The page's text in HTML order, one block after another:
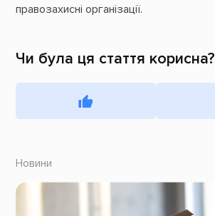
правозахисні організації.
Чи була ця стаття корисна?
Новини